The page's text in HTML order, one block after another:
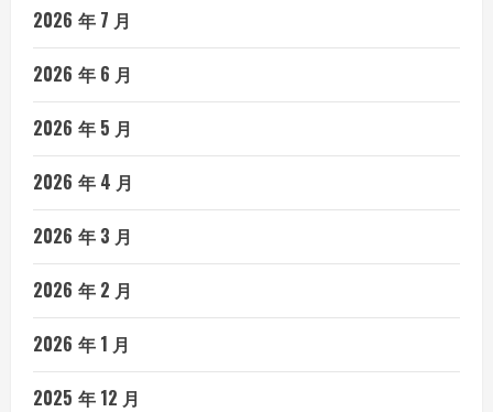
2026 年 7 月
2026 年 6 月
2026 年 5 月
2026 年 4 月
2026 年 3 月
2026 年 2 月
2026 年 1 月
2025 年 12 月